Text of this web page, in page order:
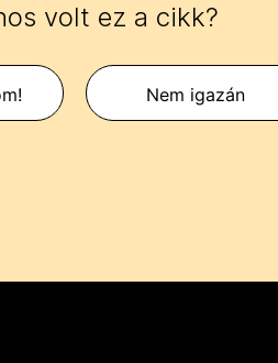
volt ez a cikk?
Nem igazán